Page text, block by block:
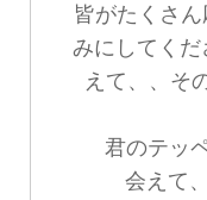
皆がたくさ
みにしてく
えて、、そ
君のテッ
会えて